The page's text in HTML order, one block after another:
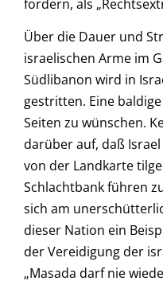
fordern, als
Über die Dauer und
israelischen Arme im
Südlibanon wird in
gestritten. Eine
Seiten zu wünschen.
darüber auf, daß
von der Landkarte
Schlachtbank führen
sich am
dieser Nation ein
der Vereidigung der
„Masada darf nie